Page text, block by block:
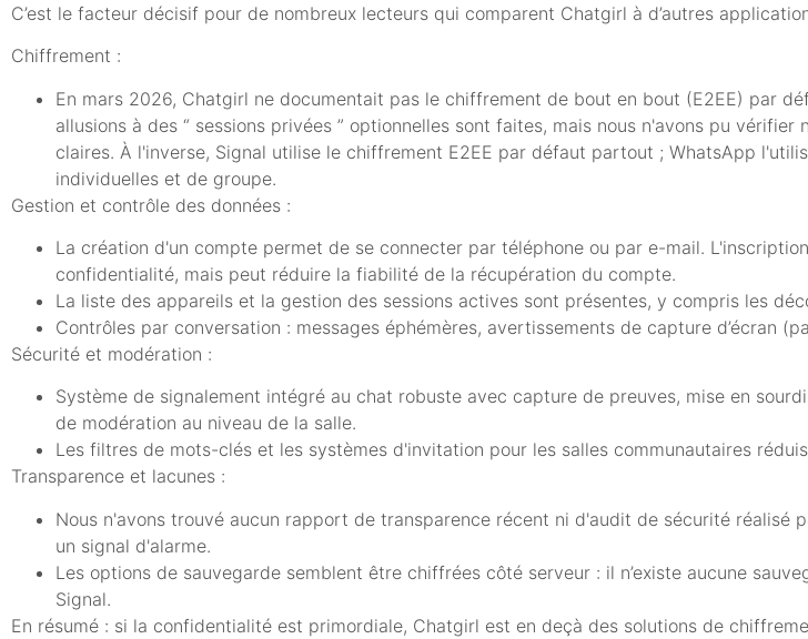
C’est le facteur décisif pour de nombreux lecteurs qui comparent Chatgirl à d’autres
Chiffrement :
En mars 2026, Chatgirl ne documentait pas le chiffrement de bout en bout (E2EE) par
allusions à des “ sessions privées ” optionnelles sont faites, mais nous n'avons pu
claires. À l'inverse, Signal utilise le chiffrement E2EE par défaut partout ; WhatsApp
individuelles et de groupe.
Gestion et contrôle des données :
La création d'un compte permet de se connecter par téléphone ou par e-mail.
confidentialité, mais peut réduire la fiabilité de la récupération du compte.
La liste des appareils et la gestion des sessions actives sont présentes, y compris les
Contrôles par conversation : messages éphémères, avertissements de capture d’écran
Sécurité et modération :
Système de signalement intégré au chat robuste avec capture de preuves, mise en
de modération au niveau de la salle.
Les filtres de mots-clés et les systèmes d'invitation pour les salles communautaires
Transparence et lacunes :
Nous n'avons trouvé aucun rapport de transparence récent ni d'audit de sécurité réalisé
un signal d'alarme.
Les options de sauvegarde semblent être chiffrées côté serveur : il n’existe aucune
Signal.
En résumé : si la confidentialité est primordiale, Chatgirl est en deçà des solutions de